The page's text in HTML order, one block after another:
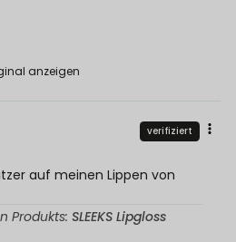
anzeigen
verifiziert
auf meinen Lippen von
Produkts: SLEEKS Lipgloss